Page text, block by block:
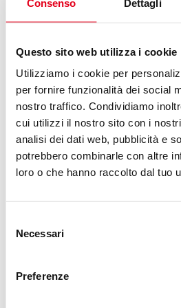
Consenso Dettagli
Questo sito web utilizza i cookie
Utilizziamo i cookie per
per fornire funzionalità dei social
nostro traffico. Condividiamo
cui utilizzi il nostro sito con i
analisi dei dati web, pubblicità e
potrebbero combinarle con altre
loro o che hanno raccolto dal tuo
delNecessari
Preferenze
semplicemente meno competitivi.
L’intelligenza artificiale è ormai
cosa) alla creazione di varianti
semantica dei commenti ai test
paid, fino alla generazione di
più una questione di “se usare
in modo intelligente.
amplificazione,